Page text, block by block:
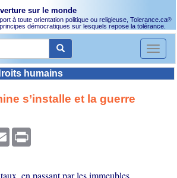
sur le monde
à toute orientation politique ou religieuse, Tolerance.ca®
démocratiques sur lesquels repose la tolérance.
Toggle
humains
s’installe et la guerre
Email
en passant par les immeubles